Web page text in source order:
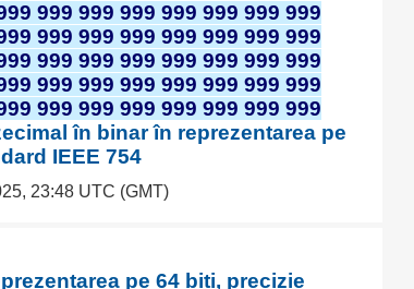
999 999 999 999 999 999 999
999 999 999 999 999 999 999
999 999 999 999 999 999 999
999 999 999 999 999 999 999
999 999 999 999 999 999 999
în binar în reprezentarea pe
IEEE 754
23:48 UTC (GMT)
pe 64 biți, precizie